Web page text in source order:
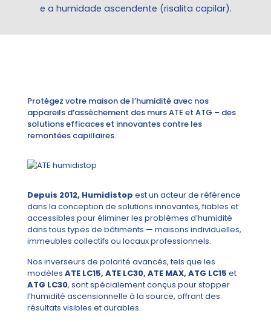
e a humidade ascendente (risalita capilar).
Protégez votre maison de l’humidité avec nos
appareils d’assèchement des murs ATE et ATG – des
solutions efficaces et innovantes contre les
remontées capillaires.
Depuis 2012, Humidistop est un acteur de référence
dans la conception de solutions innovantes, fiables et
accessibles pour éliminer les problèmes d’humidité
dans tous types de bâtiments — maisons individuelles,
immeubles collectifs ou locaux professionnels.
Nos inverseurs de polarité avancés, tels que les
modèles ATE LC15, ATE LC30, ATE MAX, ATG LC15 et
ATG LC30, sont spécialement conçus pour stopper
l’humidité ascensionnelle à la source, offrant des
résultats visibles et durables.